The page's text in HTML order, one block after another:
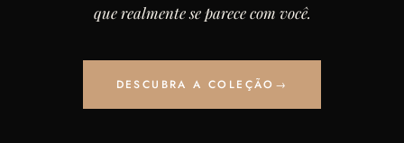
que realmente se parece com você.
DESCUBRA A COLEÇÃO →